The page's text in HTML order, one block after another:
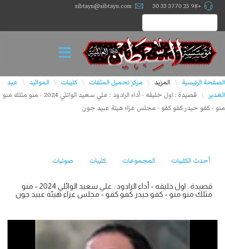
+98 25 3770 33 30
sibtayn@sibtayn.com
الصفحة الرئيسية \ المزيد \ مركز تحميل الملفات \ كليبات \ المواليد \ عيد
الغدير \
قصيدة : اول خليفه - أداء الرادود : علي سعيد الوائلي 2024 - منو مثلك منو
منو - كفو حيدر كفو كفو - مجلس عزاء هيئة عبيد جون
أحدث الكليبات المجموعات كليبات صوتيات
قصيدة : اول خليفه - أداء الرادود : علي سعيد الوائلي 2024 - منو
مثلك منو منو - كفو حيدر كفو كفو - مجلس عزاء هيئة عبيد جون